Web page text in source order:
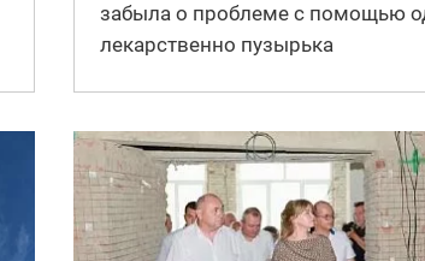
забыла о проблеме с помощью
лекарственно пузырька